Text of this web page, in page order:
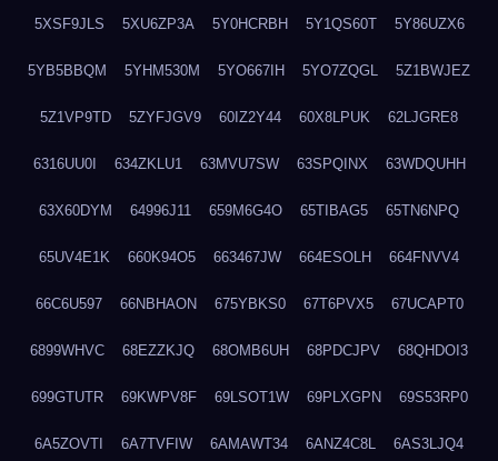
5XSF9JLS 5XU6ZP3A 5Y0HCRBH 5Y1QS60T 5Y86UZX6
5YB5BBQM 5YHM530M 5YO667IH 5YO7ZQGL 5Z1BWJEZ
5Z1VP9TD 5ZYFJGV9 60IZ2Y44 60X8LPUK 62LJGRE8
6316UU0I 634ZKLU1 63MVU7SW 63SPQINX 63WDQUHH
63X60DYM 64996J11 659M6G4O 65TIBAG5 65TN6NPQ
65UV4E1K 660K94O5 663467JW 664ESOLH 664FNVV4
66C6U597 66NBHAON 675YBKS0 67T6PVX5 67UCAPT0
6899WHVC 68EZZKJQ 68OMB6UH 68PDCJPV 68QHDOI3
699GTUTR 69KWPV8F 69LSOT1W 69PLXGPN 69S53RP0
6A5ZOVTI 6A7TVFIW 6AMAWT34 6ANZ4C8L 6AS3LJQ4